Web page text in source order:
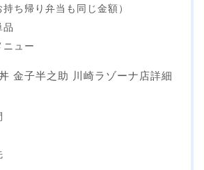
持ち帰り弁当も同じ金額）
品
ニュー
金子半之助 川崎ラゾーナ店詳細